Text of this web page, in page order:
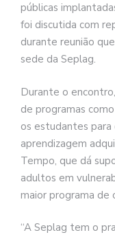
públicas
foi discutida com
durante reunião
sede da Seplag.
Durante o
de programas
os estudantes
aprendizagem
Tempo, que dá
adultos em
maior programa de
“A Seplag tem o